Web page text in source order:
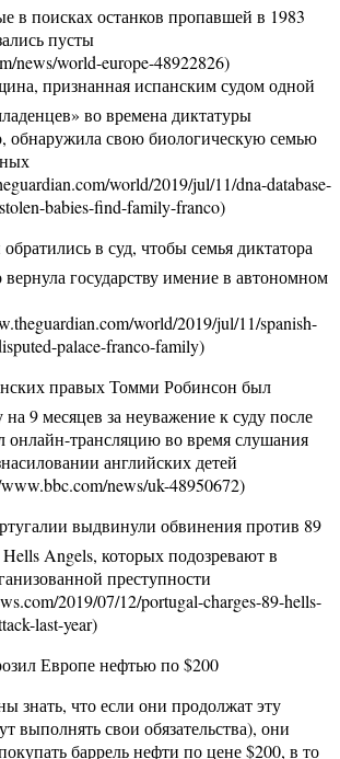
в поисках останков пропавшей в 1983
пусты
news/world-europe-48922826)
признанная испанским судом одной
во времена диктатуры
обнаружила свою биологическую семью
world/2019/jul/11/dna-database-
babies-find-family-franco)
в суд, чтобы семья диктатора
государству имение в автономном
world/2019/jul/11/spanish-
palace-franco-family)
правых Томми Робинсон был
9 месяцев за неуважение к суду после
онлайн-трансляцию во время слушания
английских детей
news/uk-48950672)
выдвинули обвинения против 89
Angels, которых подозревают в
преступности
2019/07/12/portugal-charges-89-hells-
last-year)
Европе нефтью по $200
знать, что если они продолжат эту
выполнять свои обязательства), они
баррель нефти по цене $200, в то